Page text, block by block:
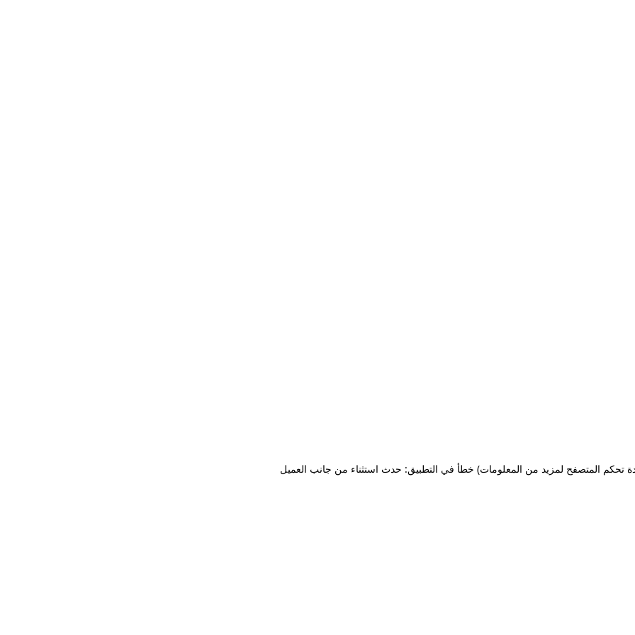
خطأ في التطبيق: حدث استثناء من جانب العميل تحكم المتصفح لمزيد من المعلومات)